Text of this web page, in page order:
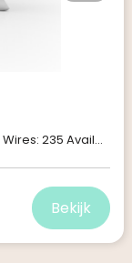
This product is Oeko-Tex certified
Bekijk